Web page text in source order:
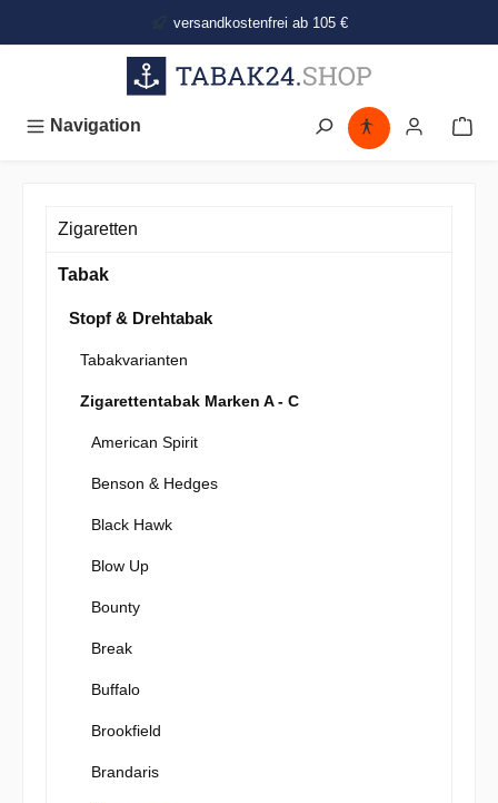
versandkostenfrei ab 105 €
Navigation
Zigaretten
Tabak
Stopf & Drehtabak
Tabakvarianten
Zigarettentabak Marken A - C
American Spirit
Benson & Hedges
Black Hawk
Blow Up
Bounty
Break
Buffalo
Brookfield
Brandaris